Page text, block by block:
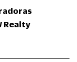
Realty